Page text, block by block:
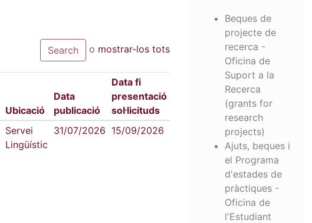
o mostrar-los tots
Ubicació
Data
publicació
Data fi
presentació
sol·licituds
Servei
Lingüístic
31/07/2026 15/09/2026
Beques de
projecte de
recerca -
Oficina de
Suport a la
Recerca
(grants for
research
projects)
Ajuts, beques i
el Programa
d'estades de
pràctiques -
Oficina de
l'Estudiant